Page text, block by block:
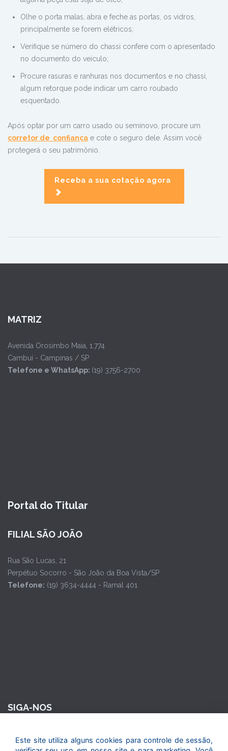
Olhe o porta malas, abra e feche as portas, os vidros,
principalmente se forem elétricos;
Verifique se número do chassi confere com o apresentado
no documento do veículo;
Procure rasuras e ranhuras nos documentos e no chassi,
algum retorque pode indicar um carro roubado
esquentado.
Após optar por um carro usado ou seminovo, procure um
corretor de confiança e cote o seguro dele. Assim você
protegerá o seu patrimônio.
Receba a sua cotação agora
MATRIZ
Avenida Orosimbo Maia, 1.774
Cambuí - Campinas / SP
Telefone e WhatsApp: (19) 3756-2700
Portal do Titular
FILIAL SÃO JOÃO
Rua São Lucas, 21
Perpétuo Socorro - São João da Boa Vista/SP
Telefone: (19) 3634-4444 - Ramal 401
SIGA-NOS
Este site utiliza alguns cookies para controle de sessão,